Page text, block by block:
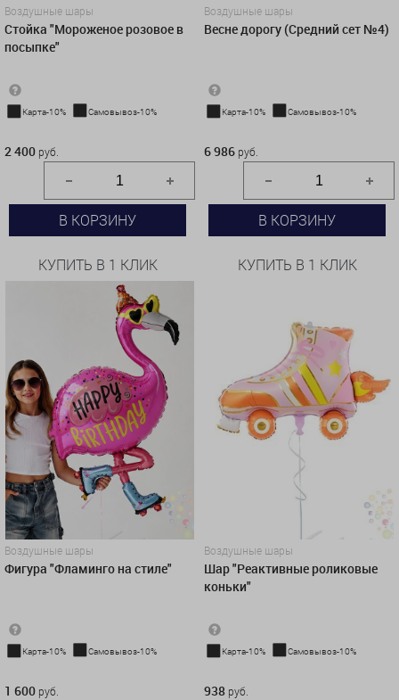
Воздушные шары
Стойка "Мороженое розовое в
посыпке"
Карта-10% Самовывоз-10%
2 400 руб.
В КОРЗИНУ
КУПИТЬ В 1 КЛИК
Воздушные шары
Весне дорогу (Средний сет №4)
Карта-10% Самовывоз-10%
6 986 руб.
В КОРЗИНУ
КУПИТЬ В 1 КЛИК
Воздушные шары
Фигура "Фламинго на стиле"
Карта-10% Самовывоз-10%
1 600 руб.
Воздушные шары
Шар "Реактивные роликовые
коньки"
Карта-10% Самовывоз-10%
938 руб.